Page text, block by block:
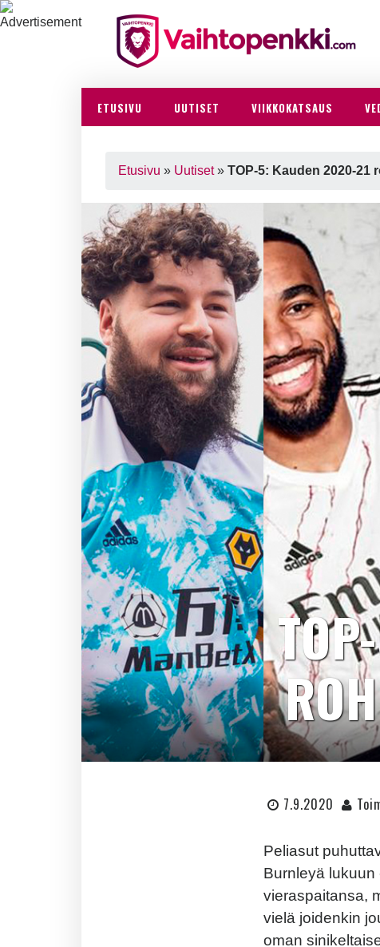
ETUSIVU UUTISET VIIKKOKATSAUS
Etusivu » Uutiset» TOP-5: Kauden 2020-21
7.9.2020
Peliasut
Burnleyä
vieraspaitansa,
vielä joidenkin
oman